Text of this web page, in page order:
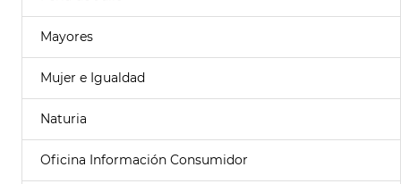
Mayores
Mujer e Igualdad
Naturia
Oficina Información Consumidor